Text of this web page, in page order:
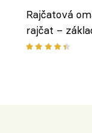
Rajčatová
rajčat –